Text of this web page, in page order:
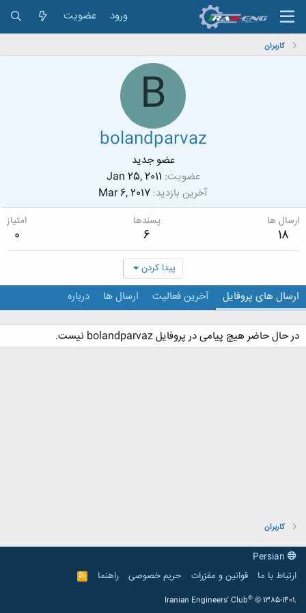
ورود عضویت
کاربران
B
bolandparvaz
عضو جدید
عضویت Jan 25, 2011
آخرین بازدید Mar 6, 2017
ارسال ها
18
پسندها
6
امتیاز
0
پیدا کردن
ارسال های پروفایل آخرین فعالیت ارسال ها درباره
در حال حاضر هیچ پیامی در پروفایل bolandparvaz نیست.
کاربران
ارتباط با ما
قوانین و مقرّرات حریم خصوصی راهنما
R
S
Iranian Engineers' Club® © 1385-1401.